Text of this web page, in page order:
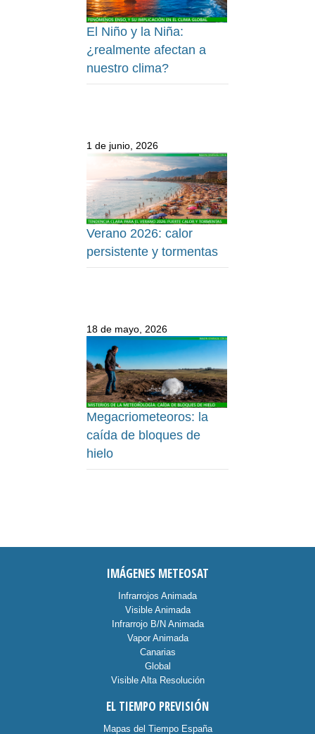
El Niño y la Niña:
¿realmente afectan a
nuestro clima?
1 de junio, 2026
Verano 2026: calor
persistente y tormentas
18 de mayo, 2026
Megacriometeoros: la
caída de bloques de
hielo
IMÁGENES METEOSAT
Infrarrojos Animada
Visible Animada
Infrarrojo B/N Animada
Vapor Animada
Canarias
Global
Visible Alta Resolución
EL TIEMPO PREVISIÓN
Mapas del Tiempo España